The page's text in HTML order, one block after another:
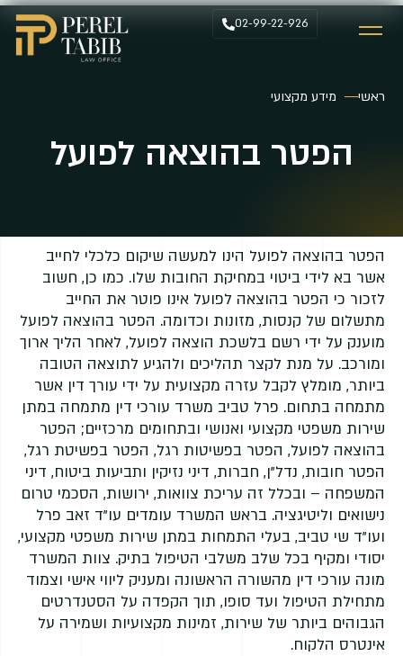
02-99-22-926
ראשי מידע מקצועי
הפטר בהוצאה לפועל
הפטר בהוצאה לפועל הינו למעשה שיקום כלכלי לחייב
אשר בא לידי ביטוי במחיקת החובות שלו. כמו כן, חשוב
לזכור כי הפטר בהוצאה לפועל אינו פוטר את החייב
מתשלום של קנסות, מזונות וכדומה. הפטר בהוצאה לפועל
מוענק על ידי רשם בלשכת הוצאה לפועל, לאחר הליך ארוך
ומורכב. על מנת לקצר תהליכים ולהגיע לתוצאה הטובה
ביותר, מומלץ לקבל עזרה מקצועית על ידי עורך דין אשר
מתמחה בתחום. פרל טביב משרד עורכי דין מתמחה במתן
שירות משפטי מקצועי ואנושי ובתחומים מרכזיים; הפטר
בהוצאה לפועל, הפטר בפשיטות רגל, הפטר בפשיטת רגל,
הפטר חובות, נדל”ן, חברות, דיני נזיקין ותביעות ביטוח, דיני
המשפחה – ובכלל זה עריכת צוואות, ירושות, הסכמי טרום
נישואים וליטיגציה. בראש המשרד עומדים עו”ד זאב פרל
ועו”ד שי טביב, בעלי התמחות במתן שירות משפטי מקצועי,
יסודי ומקיף בכל שלב משלבי הטיפול בתיק. צוות המשרד
מונה עורכי דין מהשורה הראשונה ומעניק ליווי אישי וצמוד
מתחילת הטיפול ועד סופו, תוך הקפדה על הסטנדרטים
הגבוהים ביותר של שירות, זמינות מקצועיות ושמירה על
אינטרס הלקוח.